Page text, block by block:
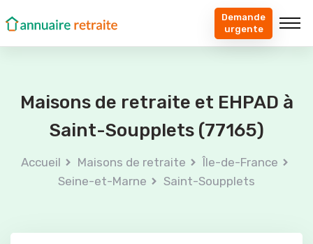
Demande
urgente
Maisons de retraite et EHPAD à
Saint-Soupplets (77165)
Accueil Maisons de retraite
Île-de-France
Seine-et-Marne
Saint-Soupplets